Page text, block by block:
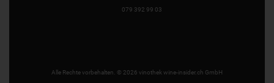
079 392 99 03
Alle Rechte vorbehalten. © 2026 vinothek wine-insider.ch GmbH